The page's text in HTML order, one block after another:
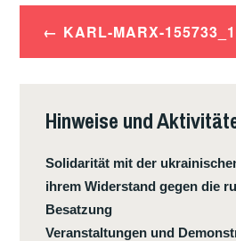
Beitrags-
Navigation
KARL-MARX-
Hinweise und
Solidarität mit der
ihrem Widerstand gegen die
Besatzung
Veranstaltungen und